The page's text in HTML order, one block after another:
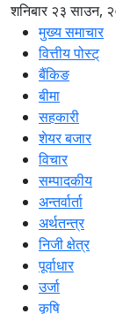
शनिबार २३ साउन,
मुख्य समाचार
वित्तीय पोस्ट्
बैंकिङ
बीमा
सहकारी
शेयर बजार
विचार
सम्पादकीय
अन्तर्वार्ता
अर्थतन्त्र
निजी क्षेत्र
पूर्वाधार
उर्जा
कृषि